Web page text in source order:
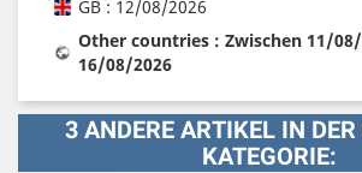
GB : 12/08/2026
Other countries : Zwischen 11/
16/08/2026
3 ANDERE ARTIKEL IN
KATEGORIE: